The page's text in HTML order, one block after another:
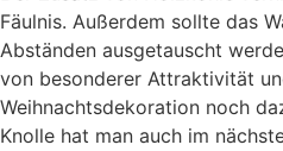
Fäulnis. Außerdem sollte das
Abständen ausgetauscht
von besonderer Attraktivität
Weihnachtsdekoration noch
Knolle hat man auch im